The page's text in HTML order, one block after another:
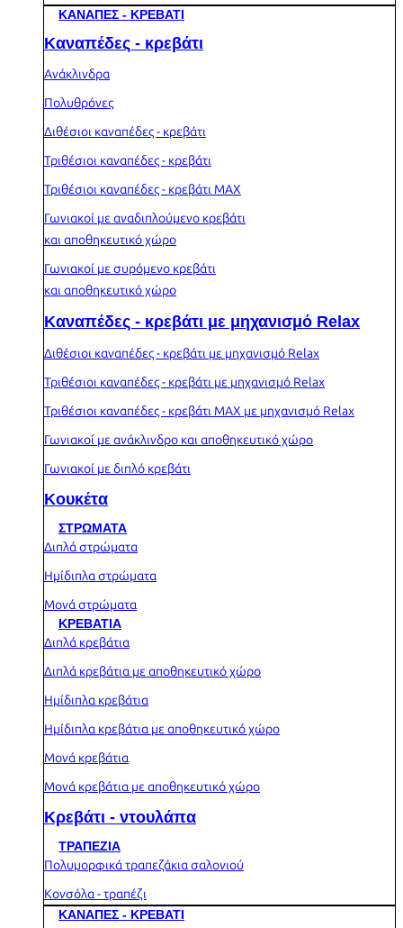
ΚΑΝΑΠΕΣ - ΚΡΕΒΑΤΙ
Καναπέδες - κρεβάτι
Ανάκλινδρα
Πολυθρόνες
Διθέσιοι καναπέδες - κρεβάτι
Τριθέσιοι καναπέδες - κρεβάτι
Τριθέσιοι καναπέδες - κρεβάτι MAX
Γωνιακοί με αναδιπλούμενο κρεβάτι
και αποθηκευτικό χώρο
Γωνιακοί με συρόμενο κρεβάτι
και αποθηκευτικό χώρο
Καναπέδες - κρεβάτι με μηχανισμό Relax
Διθέσιοι καναπέδες - κρεβάτι με μηχανισμό Relax
Τριθέσιοι καναπέδες - κρεβάτι με μηχανισμό Relax
Τριθέσιοι καναπέδες - κρεβάτι MAX με μηχανισμό Relax
Γωνιακοί με ανάκλινδρο και αποθηκευτικό χώρο
Γωνιακοί με διπλό κρεβάτι
Κουκέτα
ΣΤΡΩΜΑΤΑ
Διπλά στρώματα
Ημίδιπλα στρώματα
Μονά στρώματα
ΚΡΕΒΑΤΙΑ
Διπλά κρεβάτια
Διπλά κρεβάτια με αποθηκευτικό χώρο
Ημίδιπλα κρεβάτια
Ημίδιπλα κρεβάτια με αποθηκευτικό χώρο
Μονά κρεβάτια
Μονά κρεβάτια με αποθηκευτικό χώρο
Κρεβάτι - ντουλάπα
ΤΡΑΠΕΖΙΑ
Πολυμορφικά τραπεζάκια σαλονιού
Κονσόλα - τραπέζι
ΚΑΝΑΠΕΣ - ΚΡΕΒΑΤΙ